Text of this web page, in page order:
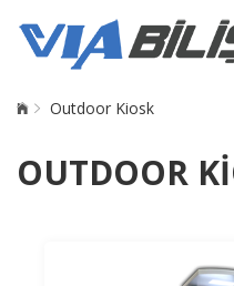
Outdoor Kiosk
OUTDOOR